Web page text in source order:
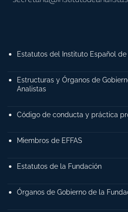
Estatutos del Instituto Español
Estructuras y Órganos de
Analistas
Código de conducta y práctica
Miembros de EFFAS
Estatutos de la Fundación
Órganos de Gobierno de la